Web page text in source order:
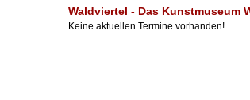
Waldviertel - Das Kunstmuseum
Keine aktuellen Termine vorhanden!